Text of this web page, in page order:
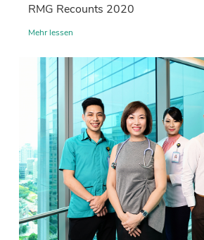
RMG Recounts 2020
Mehr lessen